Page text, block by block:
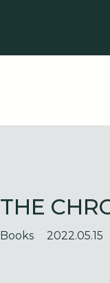
THE
Books 2022.05.15